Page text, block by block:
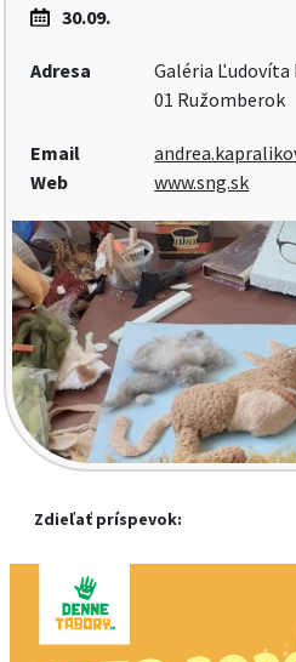
30.09.
Adresa
Galéria Ľudovíta
01 Ružomberok
Email
Web
www.sng.sk
Zdieľať príspevok: